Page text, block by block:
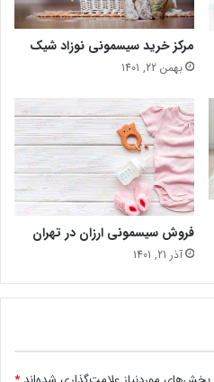
مرکز خرید سیسمونی نوزاد شیک
بهمن 22, 1401
فروش سیسمونی ارزان در تهران
آذر 21, 1401